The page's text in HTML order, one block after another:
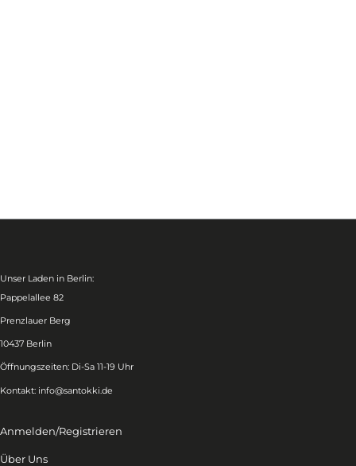
Unser Laden in Berlin:
Pappelallee 82
Prenzlauer Berg
10437 Berlin
Öffnungszeiten: Di-Sa 11-19 Uhr
Kontakt: info@santokki.de
Anmelden/Registrieren
Über Uns